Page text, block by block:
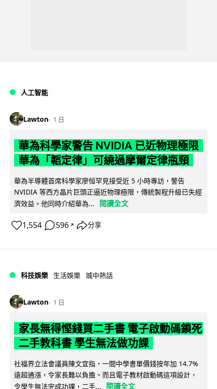
人工智能
Lawton 1 日
華為科學家警告 NVIDIA 已近物理極限
華為「韜定律」可繞過摩爾定律瓶頸
華為半導體首席科學家廖恒罕見接受近 5 小時專訪，警告
NVIDIA 等西方晶片巨頭正逼近物理極限，傳統製程升級已失經
濟效益。他同時介紹華為...
閱讀全文
1,554 596 ↗ 分享
科技娛樂 生活娛樂 城中熱話
Lawton 1 日
家長無得慳錢買二手書 電子啟動碼鎖死
二手教科書 學生無法做功課
社福界立法會議員陳文宜指，一間中學書單價錢按年加 14.7%
遠超通漲，令家長難以負擔。而且電子教材啟動碼這項設計，
令學生無法完成功課，二手...
閱讀全文